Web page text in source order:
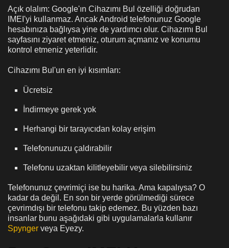
Açık olalım: Google'ın Cihazımı Bul özelliği doğrudan
IMEI'yi kullanmaz. Ancak Android telefonunuz Google
hesabınıza bağlıysa yine de yardımcı olur. Cihazımı Bul
sayfasını ziyaret etmeniz, oturum açmanız ve konumu
kontrol etmeniz yeterlidir.
Cihazımı Bul'un en iyi kısımları:
Ücretsiz
İndirmeye gerek yok
Herhangi bir tarayıcıdan kolay erişim
Telefonunuzu çaldırabilir
Telefonu uzaktan kilitleyebilir veya silebilirsiniz
Telefonunuz çevrimiçi ise bu harika. Ama kapalıysa? O
kadar da değil. En son bir yerde görülmediği sürece
çevrimdışı bir telefonu takip edemez. Bu yüzden bazı
insanlar bunu aşağıdaki gibi uygulamalarla kullanır
Spynger veya Eyezy.